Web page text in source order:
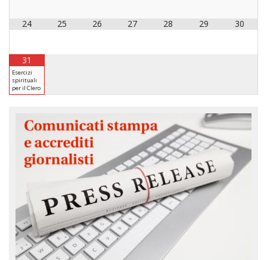
24 25 26 27 28 29 30
31
Esercizi
spirituali
per il Clero